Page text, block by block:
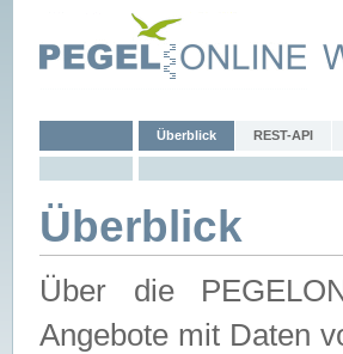
Überblick REST-API
Überblick
Über die
Angebote mit Daten